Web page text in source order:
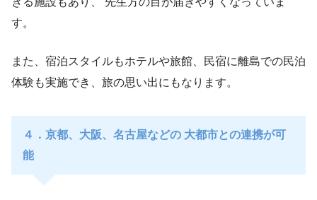
す。
また、宿泊スタイルもホテルや旅館、民宿に離島での民泊
体験も実施でき、旅の思い出にもなります。
４．京都、大阪、名古屋などの 大都市との連携が可
能